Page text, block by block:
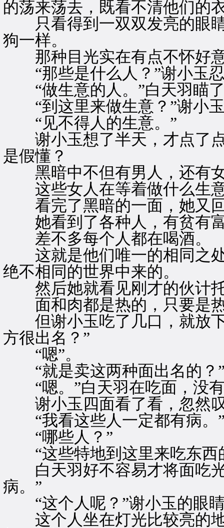
的荡来荡去，既看不清他们的
只看得到一双双发亮的眼睛
狗一样。
那种目光实在有点不怀好
“那些是什么人？”谢小玉
“做生意的人。”白天羽瞄
“到这里来做生意？”谢小玉
“见不得人的生意。”
谢小玉想了半天，才点了点
是假懂？
黑暗中不但有男人，还有
这些女人在等着做什么生
看完了黑暗的一面，她又回
她看到了各种人，有贫有
差不多每个人都在喝酒。
这就是他们唯一的相同之处
绝不相同的世界中来的。
然后她就看见刚才的伙计托
面和肉都是热的，只要是热
但谢小玉吃了几口，就放下
方很出名？”
“嗯”。
“就是卖这两种面出名的？
“嗯。”白天羽在吃面，没有
谢小玉四面看了看，忽然
“我看这些人一定都有病。
“哪些人？”
“这些特地到这里来吃东西
白天羽好不容易才将面吃光
病。”
“这个人呢？”谢小玉的眼睛
这个人坐在灯光比较亮的地